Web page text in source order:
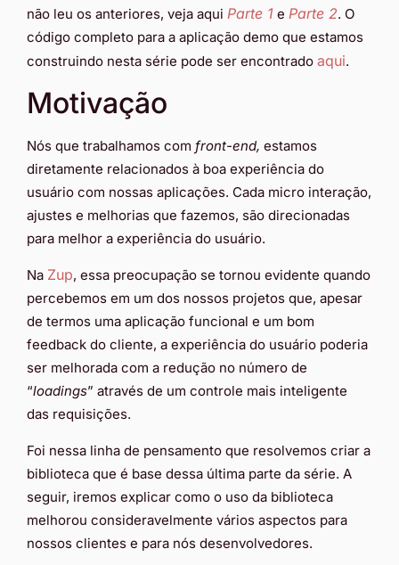
não leu os anteriores, veja aqui Parte 1 e Parte 2. O
código completo para a aplicação demo que estamos
construindo nesta série pode ser encontrado aqui.
Motivação
Nós que trabalhamos com front-end, estamos
diretamente relacionados à boa experiência do
usuário com nossas aplicações. Cada micro interação,
ajustes e melhorias que fazemos, são direcionadas
para melhor a experiência do usuário.
Na Zup, essa preocupação se tornou evidente quando
percebemos em um dos nossos projetos que, apesar
de termos uma aplicação funcional e um bom
feedback do cliente, a experiência do usuário poderia
ser melhorada com a redução no número de
“loadings” através de um controle mais inteligente
das requisições.
Foi nessa linha de pensamento que resolvemos criar a
biblioteca que é base dessa última parte da série. A
seguir, iremos explicar como o uso da biblioteca
melhorou consideravelmente vários aspectos para
nossos clientes e para nós desenvolvedores.